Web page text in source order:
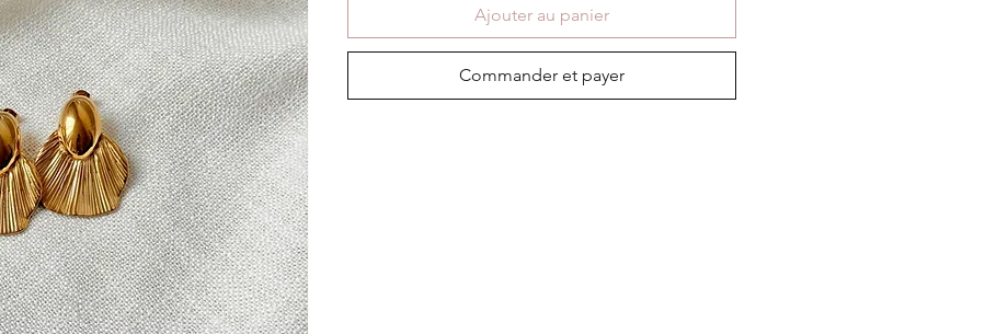
Ajouter au panier
Commander et payer